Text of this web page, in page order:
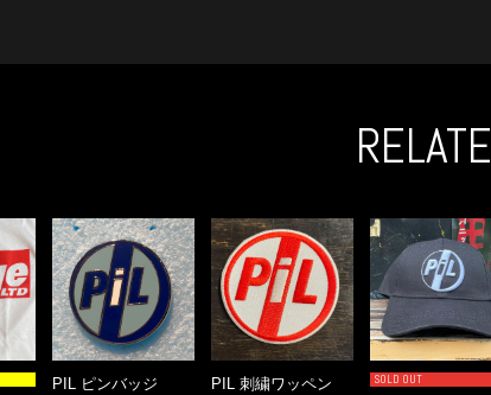
PIL ピンバッジ
PIL 刺繍ワッペン
SOLD OUT